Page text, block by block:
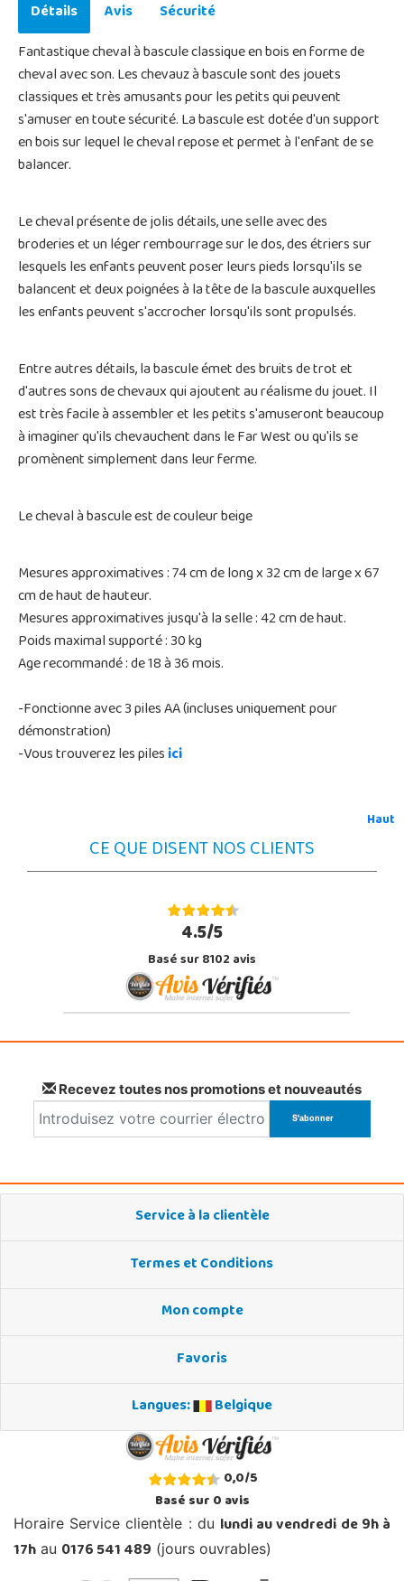
Détails Avis
Sécurité
Fantastique cheval à bascule classique en bois en forme de
cheval avec son. Les chevauz à bascule sont des jouets
classiques et très amusants pour les petits qui peuvent
s'amuser en toute sécurité. La bascule est dotée d'un support
en bois sur lequel le cheval repose et permet à l'enfant de se
balancer.
Le cheval présente de jolis détails, une selle avec des
broderies et un léger rembourrage sur le dos, des étriers sur
lesquels les enfants peuvent poser leurs pieds lorsqu'ils se
balancent et deux poignées à la tête de la bascule auxquelles
les enfants peuvent s'accrocher lorsqu'ils sont propulsés.
Entre autres détails, la bascule émet des bruits de trot et
d'autres sons de chevaux qui ajoutent au réalisme du jouet. Il
est très facile à assembler et les petits s'amuseront beaucoup
à imaginer qu'ils chevauchent dans le Far West ou qu'ils se
promènent simplement dans leur ferme.
Le cheval à bascule est de couleur beige
Mesures approximatives : 74 cm de long x 32 cm de large x 67
cm de haut de hauteur.
Mesures approximatives jusqu'à la selle : 42 cm de haut.
Poids maximal supporté : 30 kg
Age recommandé : de 18 à 36 mois.
-Fonctionne avec 3 piles AA (incluses uniquement pour
démonstration)
-Vous trouverez les pilesici
Haut
CE QUE DISENT NOS CLIENTS
4.5/5
Basé sur 8102 avis
Recevez toutes nos promotions et nouveautés
Service à la clientèle
Termes et Conditions
Mon compte
Favoris
Langues:
Belgique
0,0/5
Basé sur0avis
Horaire Service clientèle : du lundi au vendredi de 9h à
17h au 0176 541 489 (jours ouvrables)